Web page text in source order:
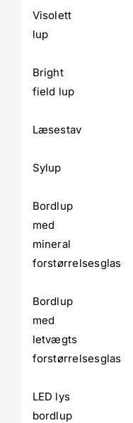
Visolett
lup
Bright
field lup
Læsestav
Sylup
Bordlup
med
mineral
forstørrelsesglas
Bordlup
med
letvægts
forstørrelsesglas
LED lys
bordlup